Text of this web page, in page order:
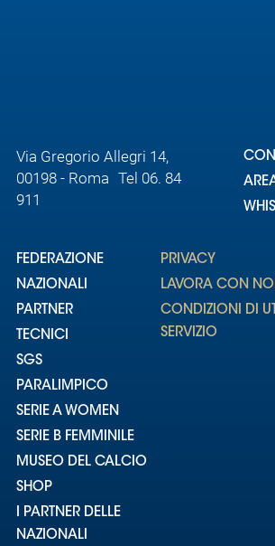
Via Gregorio Allegri 14,
00198 - Roma Tel 06. 84
911
FEDERAZIONE
NAZIONALI
PARTNER
TECNICI
SGS
PARALIMPICO
SERIE A WOMEN
SERIE B FEMMINILE
MUSEO DEL CALCIO
SHOP
I PARTNER DELLE
NAZIONALI
PRIVACY
LAVORA CON
CONDIZIONI DI
SERVIZIO